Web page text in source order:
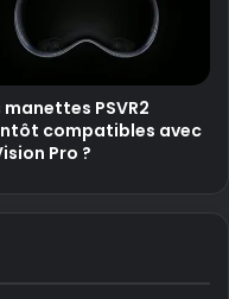
manettes PSVR2
compatibles avec
Pro ?